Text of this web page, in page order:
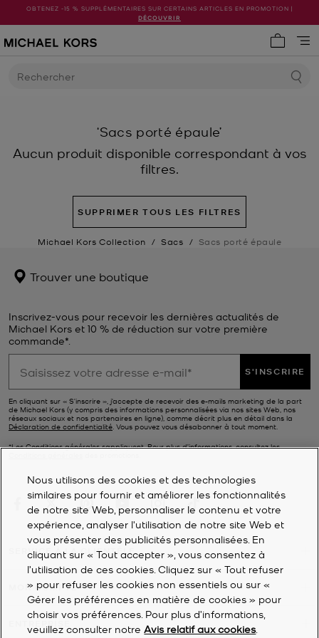
OBTENEZ -15 % SUPPLÉMENTAIRES SUR CERTAINS ARTICLES EN PROMOTION |
DÉCOUVRIR
Rechercher
‘Sacs porté épaule’
Aucun produit disponible correspondant à vos
filtres.
SUPPRIMER TOUS LES FILTRES
Michael Kors Collection / Sacs / Sacs porté épaule
Trouver une boutique
Inscrivez-vous pour recevoir les dernières actualités de
Michael Kors et 10 % de réduction sur votre première
commande*.
S'INSCRIRE
En cliquant sur « S’inscrire », j’accepte de recevoir des e-mails marketing de la part
de Michael Kors (y compris des informations personnalisées via nos sites Web, nos
réseaux sociaux et nos partenaires en ligne), comme décrit plus en détail dans la
Déclaration de confidentialité. Vous pouvez vous désabonner à tout moment.
*Les Conditions générales sappliquent. Pour plus d’informations, consultez les
SERVICE À LA CLIENTÈLE
MON COMPTE
ENTREPRISE
Nous utilisons des cookies et des technologies
similaires pour fournir et améliorer les fonctionnalités
de notre site Web, personnaliser le contenu et votre
expérience, analyser l'utilisation de notre site Web et
vous présenter des publicités personnalisées. En
cliquant sur « Tout accepter », vous consentez à
l’utilisation de ces cookies. Cliquez sur « Tout refuser
» pour refuser les cookies non essentiels ou sur «
Gérer les préférences en matière de cookies » pour
choisir vos préférences. Pour plus d’informations,
veuillez consulter notreAvis relatif aux cookies.